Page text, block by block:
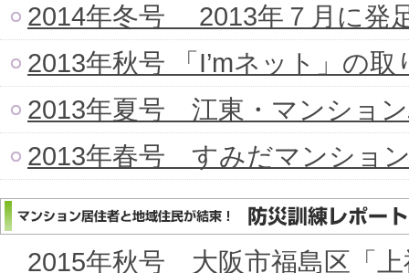
2014年冬号 2013年７月に発
2013年秋号 「I’mネット」の取
2013年夏号 江東・マンショ
2013年春号 すみだマンショ
2015年秋号 大阪市福島区「上